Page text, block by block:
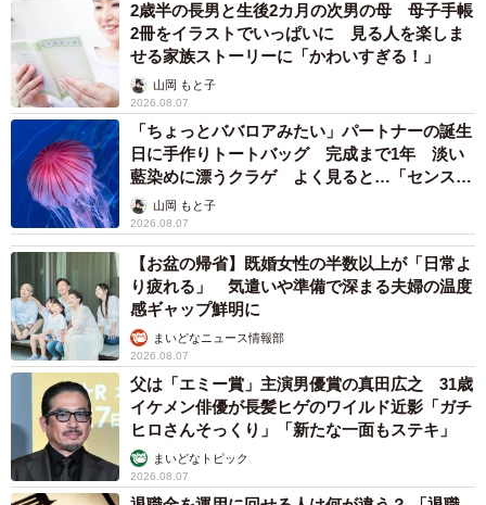
2歳半の長男と生後2カ月の次男の母 母子手帳
2冊をイラストでいっぱいに 見る人を楽しま
せる家族ストーリーに「かわいすぎる！」
山岡 もと子
2026.08.07
「ちょっとババロアみたい」パートナーの誕生
日に手作りトートバッグ 完成まで1年 淡い
藍染めに漂うクラゲ よく見ると…「センスす
ごい」山岡 もと子
2026.08.07
【お盆の帰省】既婚女性の半数以上が「日常よ
り疲れる」 気遣いや準備で深まる夫婦の温度
感ギャップ鮮明に
まいどなニュース情報部
2026.08.07
父は「エミー賞」主演男優賞の真田広之 31歳
イケメン俳優が長髪ヒゲのワイルド近影「ガチ
ヒロさんそっくり」「新たな一面もステキ」
まいどなトピック
2026.08.07